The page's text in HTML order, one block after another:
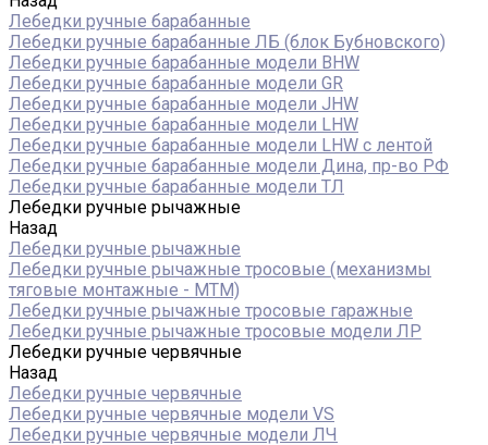
Лебедки ручные барабанные
Лебедки ручные барабанные ЛБ (блок Бубновского)
Лебедки ручные барабанные модели BHW
Лебедки ручные барабанные модели GR
Лебедки ручные барабанные модели JHW
Лебедки ручные барабанные модели LHW
Лебедки ручные барабанные модели LHW c лентой
Лебедки ручные барабанные модели Дина, пр-во РФ
Лебедки ручные барабанные модели ТЛ
Лебедки ручные рычажные
Назад
Лебедки ручные рычажные
Лебедки ручные рычажные тросовые (механизмы
тяговые монтажные - МТМ)
Лебедки ручные рычажные тросовые гаражные
Лебедки ручные рычажные тросовые модели ЛР
Лебедки ручные червячные
Назад
Лебедки ручные червячные
Лебедки ручные червячные модели VS
Лебедки ручные червячные модели ЛЧ